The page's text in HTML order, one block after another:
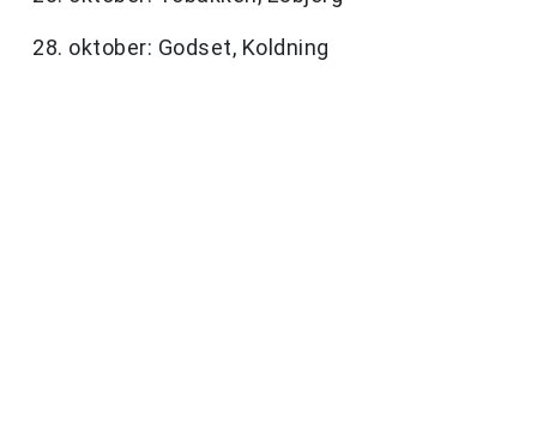
28. oktober: Godset, Koldning